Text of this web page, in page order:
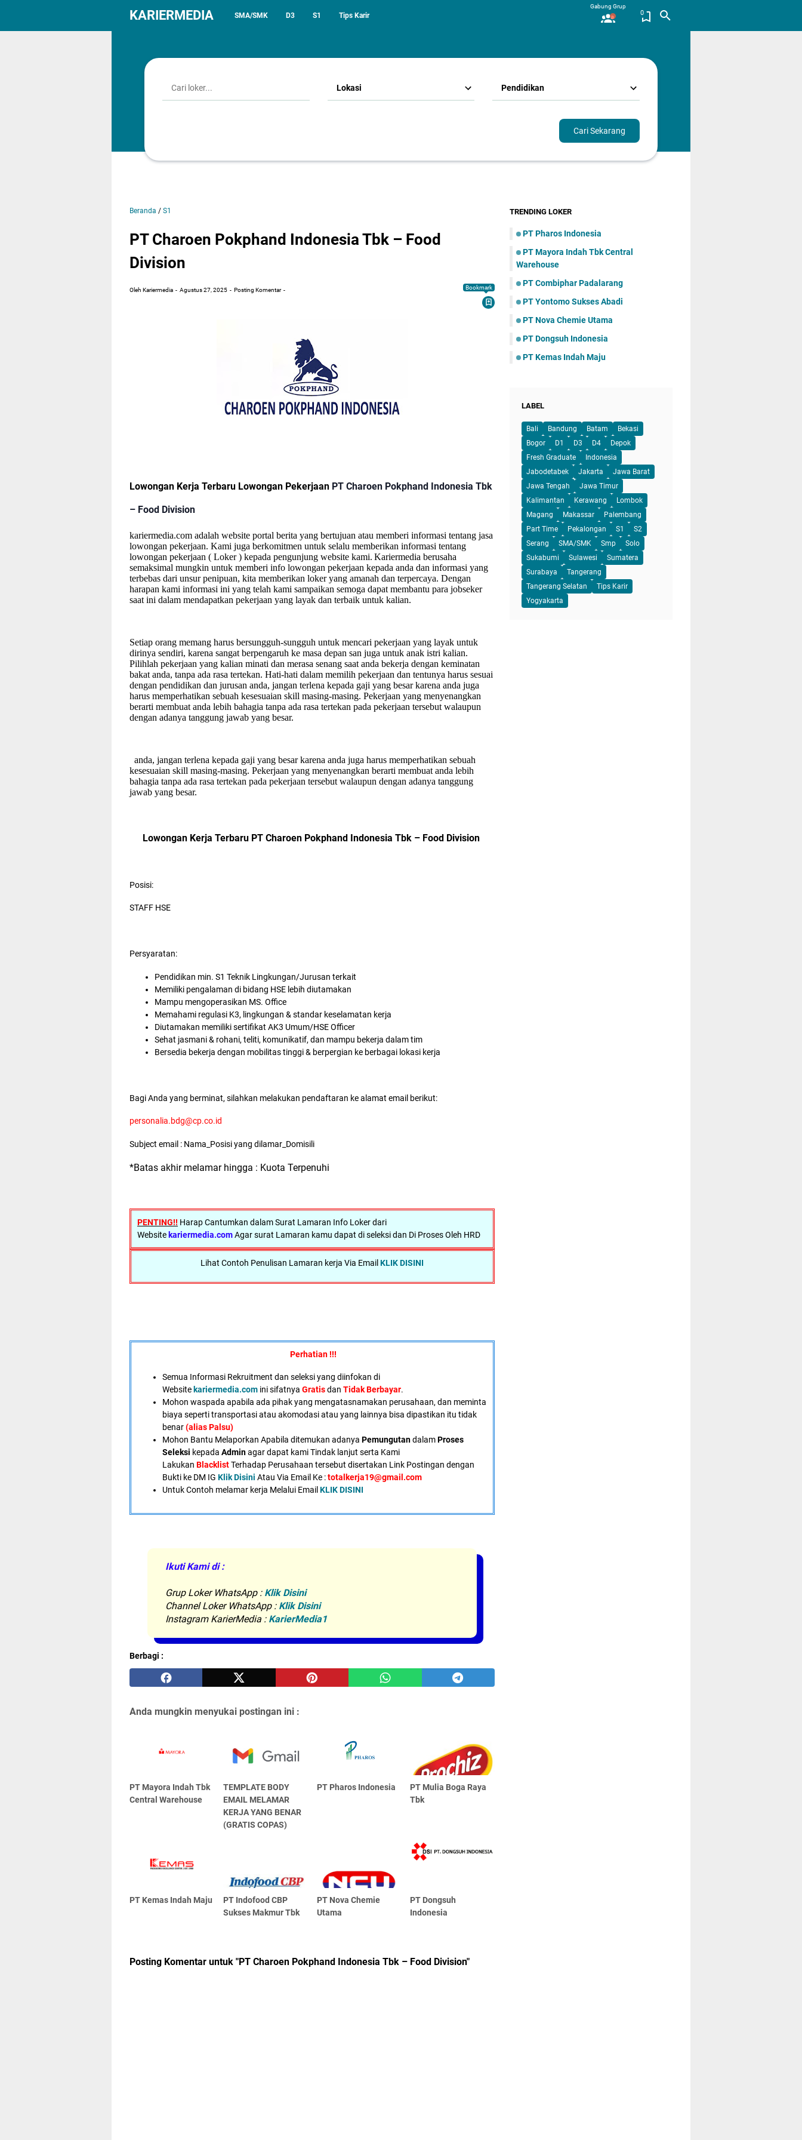
KARIERMEDIA SMA/SMK D3 S1 Tips Karir 0
Gabung Grup
Lokasi Pendidikan
Cari Sekarang
Beranda / S1
PT Charoen Pokphand Indonesia Tbk – Food
Division
Oleh Kariermedia Agustus 27, 2025 Posting Komentar Bookmark
Lowongan Kerja Terbaru Lowongan Pekerjaan PT Charoen Pokphand Indonesia Tbk
– Food Division
kariermedia.com adalah website portal berita yang bertujuan atau memberi informasi tentang jasa
lowongan pekerjaan. Kami juga berkomitmen untuk selalu memberikan informasi tentang
lowongan pekerjaan ( Loker ) kepada pengunjung website kami. Kariermedia berusaha
semaksimal mungkin untuk memberi info lowongan pekerjaan kepada anda dan informasi yang
terbebas dari unsur penipuan, kita memberikan loker yang amanah dan terpercaya. Dengan
harapan kami informasi ini yang telah kami sampaikan semoga dapat membantu para jobseker
saat ini dalam mendapatkan pekerjaan yang layak dan terbaik untuk kalian.
Setiap orang memang harus bersungguh-sungguh untuk mencari pekerjaan yang layak untuk
dirinya sendiri, karena sangat berpengaruh ke masa depan san juga untuk anak istri kalian.
Pilihlah pekerjaan yang kalian minati dan merasa senang saat anda bekerja dengan keminatan
bakat anda, tanpa ada rasa tertekan. Hati-hati dalam memilih pekerjaan dan tentunya harus sesuai
dengan pendidikan dan jurusan anda, jangan terlena kepada gaji yang besar karena anda juga
harus memperhatikan sebuah kesesuaian skill masing-masing. Pekerjaan yang menyenangkan
berarti membuat anda lebih bahagia tanpa ada rasa tertekan pada pekerjaan tersebut walaupun
dengan adanya tanggung jawab yang besar.
anda, jangan terlena kepada gaji yang besar karena anda juga harus memperhatikan sebuah
kesesuaian skill masing-masing. Pekerjaan yang menyenangkan berarti membuat anda lebih
bahagia tanpa ada rasa tertekan pada pekerjaan tersebut walaupun dengan adanya tanggung
jawab yang besar.
Lowongan Kerja Terbaru PT Charoen Pokphand Indonesia Tbk – Food Division
Posisi:
STAFF HSE
Persyaratan:
Pendidikan min. S1 Teknik Lingkungan/Jurusan terkait
Memiliki pengalaman di bidang HSE lebih diutamakan
Mampu mengoperasikan MS. Office
Memahami regulasi K3, lingkungan & standar keselamatan kerja
Diutamakan memiliki sertifikat AK3 Umum/HSE Officer
Sehat jasmani & rohani, teliti, komunikatif, dan mampu bekerja dalam tim
Bersedia bekerja dengan mobilitas tinggi & berpergian ke berbagai lokasi kerja
Bagi Anda yang berminat, silahkan melakukan pendaftaran ke alamat email berikut:
personalia.bdg@cp.co.id
Subject email : Nama_Posisi yang dilamar_Domisili
*Batas akhir melamar hingga : Kuota Terpenuhi
PENTING!! Harap Cantumkan dalam Surat Lamaran Info Loker dari
Website kariermedia.comAgar surat Lamaran kamu dapat di seleksi dan Di Proses Oleh HRD
Lihat Contoh Penulisan Lamaran kerja Via Email KLIK DISINI
Perhatian !!!
Semua Informasi Rekruitment dan seleksi yang diinfokan di
Website kariermedia.com ini sifatnya Gratisdan Tidak Berbayar.
Mohon waspada apabila ada pihak yang mengatasnamakan perusahaan, dan meminta
biaya seperti transportasi atau akomodasi atau yang lainnya bisa dipastikan itu tidak
benar(alias Palsu)
Mohon Bantu Melaporkan Apabila ditemukan adanya PemungutandalamProses
Seleksi kepada Adminagar dapat kami Tindak lanjut serta Kami
Lakukan BlacklistTerhadap Perusahaan tersebut disertakan Link Postingan dengan
Bukti ke DM IG Klik Disini Atau Via Email Ke :totalkerja19@gmail.com
Untuk Contoh melamar kerja Melalui Email KLIK DISINI
Ikuti Kami di :
Grup Loker WhatsApp : Klik Disini
Channel Loker WhatsApp : Klik Disini
Instagram KarierMedia : KarierMedia1
Berbagi :
Anda mungkin menyukai postingan ini :
PT Mayora Indаh Tbk
Central Warehouse
TEMPLATE BODY
EMAIL MELAMAR
KERJA YANG BENAR
(GRATIS COPAS)
PT Pharos Indonesia
PT Mulia Boga Raya
Tbk
PT Kemas Indah Maju
PT Indofood CBP
Sukses Makmur Tbk
PT Nova Chemie
Utama
PT Dongsuh
Indonesia
Posting Komentar untuk "PT Charoen Pokphand Indonesia Tbk – Food Division"
TRENDING LOKER
PT Pharos Indonesia
PT Mayora Indаh Tbk Central
Warehouse
PT Combiphar Padalarang
PT Yontomo Sukses Abadi
PT Nova Chemie Utama
PT Dongsuh Indonesia
PT Kemas Indah Maju
LABEL
Bali Bandung Batam
Bekasi
Bogor
D1 D3 D4
Depok
Fresh Graduate
Indonesia
Jabodetabek
Jakarta
Jawa Barat
Jawa Tengah
Jawa Timur
Kalimantan
Kerawang
Lombok
Magang
Makassar
Palembang
Part Time
Pekalongan S1
S2
Serang
SMA/SMK Smp
Solo
Sukabumi
Sulawesi
Sumatera
Surabaya
Tangerang
Tangerang Selatan
Tips Karir
Yogyakarta